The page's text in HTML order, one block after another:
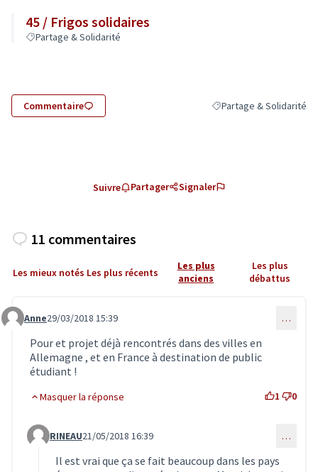
45 / Frigos solidaires
Partage & Solidarité
Commentaire Filtrer les résultats de
Partage & Solidarité
Suivre Partager Signaler
11 commentaires
Les mieux notés Les plus récents
Les plus
anciens
Les plus
débattus
Commentaire 385
Anne29/03/2018 15:39 …
Pour et projet déjà rencontrés dans des villes en
Allemagne , et en France à destination de public
étudiant !
Masquer la réponse 1 0
Commentaire 702 (réponse au commentaire 385)
RINEAU21/05/2018 16:39 …
Il est vrai que ça se fait beaucoup dans les pays